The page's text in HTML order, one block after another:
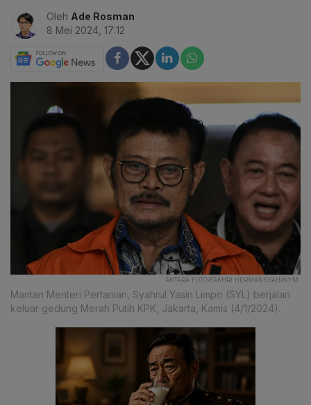
Oleh Ade Rosman
8 Mei 2024, 17:12
ANTARA FOTO/FAKHRI HERMANSYAH/NYM.
Mantan Menteri Pertanian, Syahrul Yasin Limpo (SYL) berjalan
keluar gedung Merah Putih KPK, Jakarta, Kamis (4/1/2024).